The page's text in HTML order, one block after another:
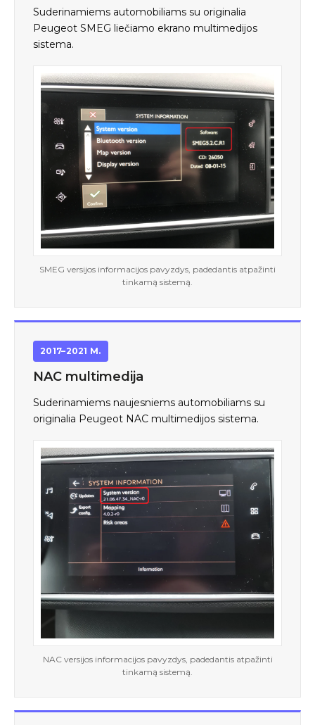
Suderinamiems automobiliams su originalia
Peugeot SMEG liečiamo ekrano multimedijos
sistema.
SMEG versijos informacijos pavyzdys, padedantis atpažinti
tinkamą sistemą.
2017–2021 M.
NAC multimedija
Suderinamiems naujesniems automobiliams su
originalia Peugeot NAC multimedijos sistema.
NAC versijos informacijos pavyzdys, padedantis atpažinti
tinkamą sistemą.